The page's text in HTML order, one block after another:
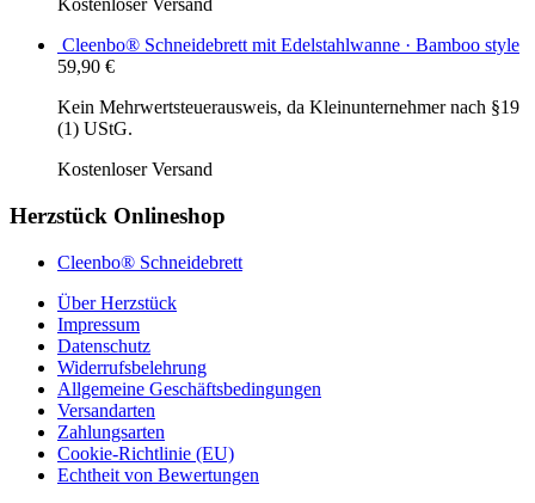
Kostenloser Versand
Cleenbo® Schneidebrett mit Edelstahlwanne · Bamboo style
59,90 €
Kein Mehrwertsteuerausweis, da Kleinunternehmer nach §19
(1) UStG.
Kostenloser Versand
Herzstück Onlineshop
Cleenbo® Schneidebrett
Über Herzstück
Impressum
Datenschutz
Widerrufsbelehrung
Allgemeine Geschäftsbedingungen
Versandarten
Zahlungsarten
Cookie-Richtlinie (EU)
Echtheit von Bewertungen